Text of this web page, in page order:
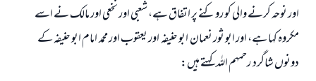
اور نوحہ كرنے والى كو روكنے پر اتفاق ہے، شعبى اور نخعى اور مالك نے اسے
مكروہ كہا ہے، اور ابو ثور نعمان ـ ابو حنيفہ ـ اور يعقوب اور محمد ـ امام ابو حنيفہ كے
دونوں شاگرد ـ رحمہم اللہ كہتے ہيں: